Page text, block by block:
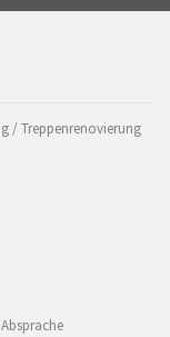
/ Treppenrenovierung